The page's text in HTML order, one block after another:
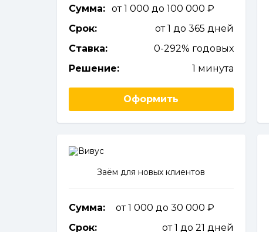
Сумма: от 1 000 до 100 000
Срок:
от 1 до 365 дней
Ставка:
0-292% годовых
Решение:
1 минута
Оформить
Заём для новых клиентов
Сумма:
от 1 000 до 30 000
Срок:
от 1 до 21 дней